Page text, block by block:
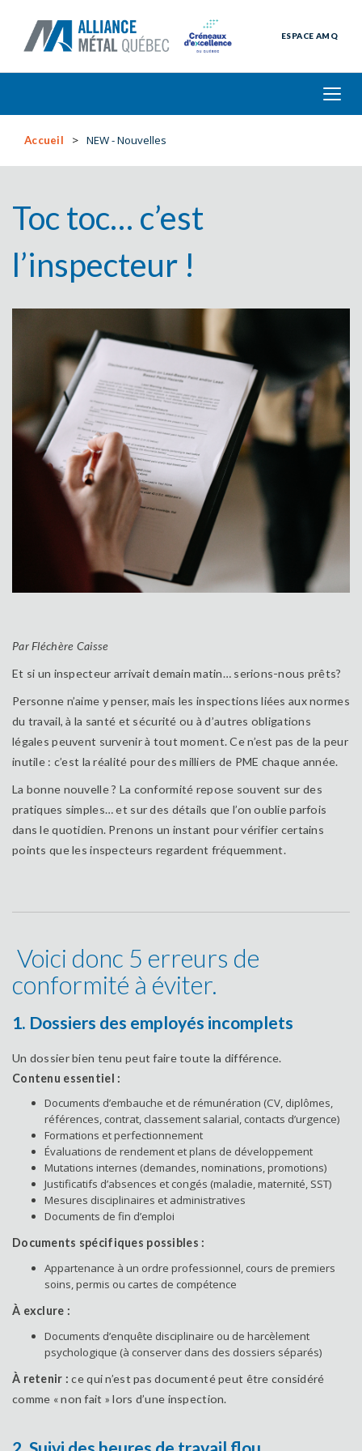
ESPACE AMQ
Accueil NEW - Nouvelles
Toc toc… c’est
l’inspecteur !
Par Fléchère Caisse
Et si un inspecteur arrivait demain matin… serions-nous prêts?
Personne n’aime y penser, mais les inspections liées aux normes
du travail, à la santé et sécurité ou à d’autres obligations
légales peuvent survenir à tout moment. Ce n’est pas de la peur
inutile : c’est la réalité pour des milliers de PME chaque année.
La bonne nouvelle ? La conformité repose souvent sur des
pratiques simples… et sur des détails que l’on oublie parfois
dans le quotidien. Prenons un instant pour vérifier certains
points que les inspecteurs regardent fréquemment.
Voici donc 5 erreurs de
conformité à éviter.
1. Dossiers des employés incomplets
Un dossier bien tenu peut faire toute la différence.
Contenu essentiel :
Documents d’embauche et de rémunération (CV, diplômes,
références, contrat, classement salarial, contacts d’urgence)
Formations et perfectionnement
Évaluations de rendement et plans de développement
Mutations internes (demandes, nominations, promotions)
Justificatifs d’absences et congés (maladie, maternité, SST)
Mesures disciplinaires et administratives
Documents de fin d’emploi
Documents spécifiques possibles :
Appartenance à un ordre professionnel, cours de premiers
soins, permis ou cartes de compétence
À exclure :
Documents d’enquête disciplinaire ou de harcèlement
psychologique (à conserver dans des dossiers séparés)
À retenir :ce qui n’est pas documenté peut être considéré
comme « non fait » lors d’une inspection.